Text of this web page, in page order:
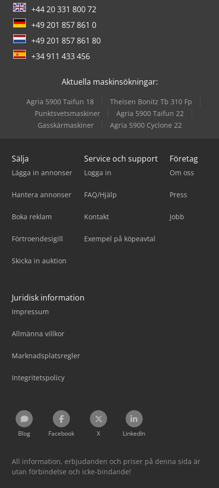
+44 20 331 800 72
+49 201 857 861 0
+49 201 857 861 80
+34 911 433 456
Aktuella maskinsökningar:
Agria 5900 Taifun 18
Theisen Bonitz Tb 310 Fp
Punktsvetsmaskiner
Agria 5900 Taifun 22
Gasskärmaskiner
Agria 5900 Cyclone 22
Sälja
Lägga in annonser
Hantera annonser
Boka reklam
Förtroendesigill
Skicka in auktion
Service och support
Logga in
FAQ/Hjälp
Kontakt
Exempel på köpeavtal
Företag
Om oss
Press
Jobb
Juridisk information
Impressum
Allmänna villkor
Marknadsplatsregler
Integritetspolicy
Blog Facebook X LinkedIn
All information, erbjudanden och priser på denna sida är
utan förbindelse och icke-bindande!